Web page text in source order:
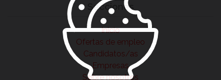
Secciones
Inicio
Ofertas de empleo
Candidatos/as
Empresas
Sobre nosotros